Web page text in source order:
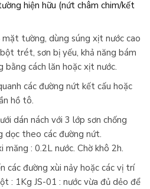
hiện hữu (nứt châm chim/kết
tường, dùng súng xịt nước cao
trét, sơn bị yếu, khả năng bám
cách lăn hoặc xịt nước.
các đường nứt kết cấu hoặc
hồ tô.
dán nách với 3 lớp sơn chống
dọc theo các đường nứt.
măng : 0.2L nước. Chờ khô 2h.
các đường xùi nảy hoặc các vị trí
: 1Kg JS-01 : nước vừa đủ dẻo để